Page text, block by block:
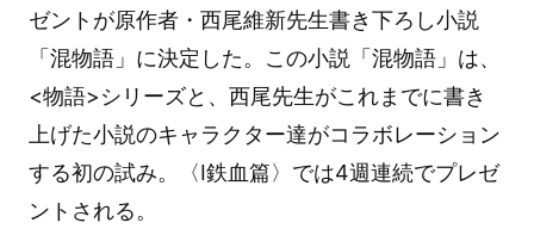
ゼントが原作者・西尾維新先生書き下ろし小説
「混物語」に決定した。この小説「混物語」は、
<物語>シリーズと、西尾先生がこれまでに書き
上げた小説のキャラクター達がコラボレーション
する初の試み。〈Ⅰ鉄血篇〉では4週連続でプレゼ
ントされる。